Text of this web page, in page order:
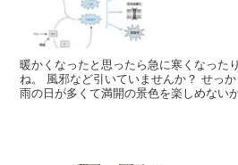
暖かくなったと思ったら急に寒くなった
ね。 風邪など引いていませんか？ せっ
雨の日が多くて満開の景色を楽しめない